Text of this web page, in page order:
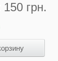
150 грн.